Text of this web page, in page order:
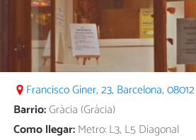
Francisco Giner, 23, Barcelona, 08012
Barrio:Gràcia (Gràcia)
Como llegar:Metro: L3, L5 Diagonal